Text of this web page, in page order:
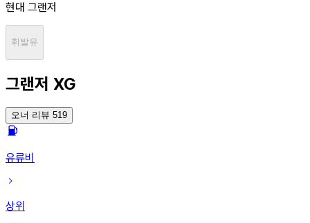
현대 그랜저
휘발유
그랜저 XG
오너 리뷰 519
유류비
상위